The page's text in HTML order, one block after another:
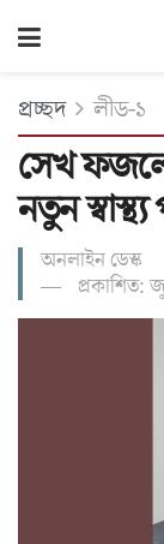
প্রচ্ছদ লীড-১
সেখ ফজলে
নতুন
অনলাইন ডেস্ক
প্রকাশিত: